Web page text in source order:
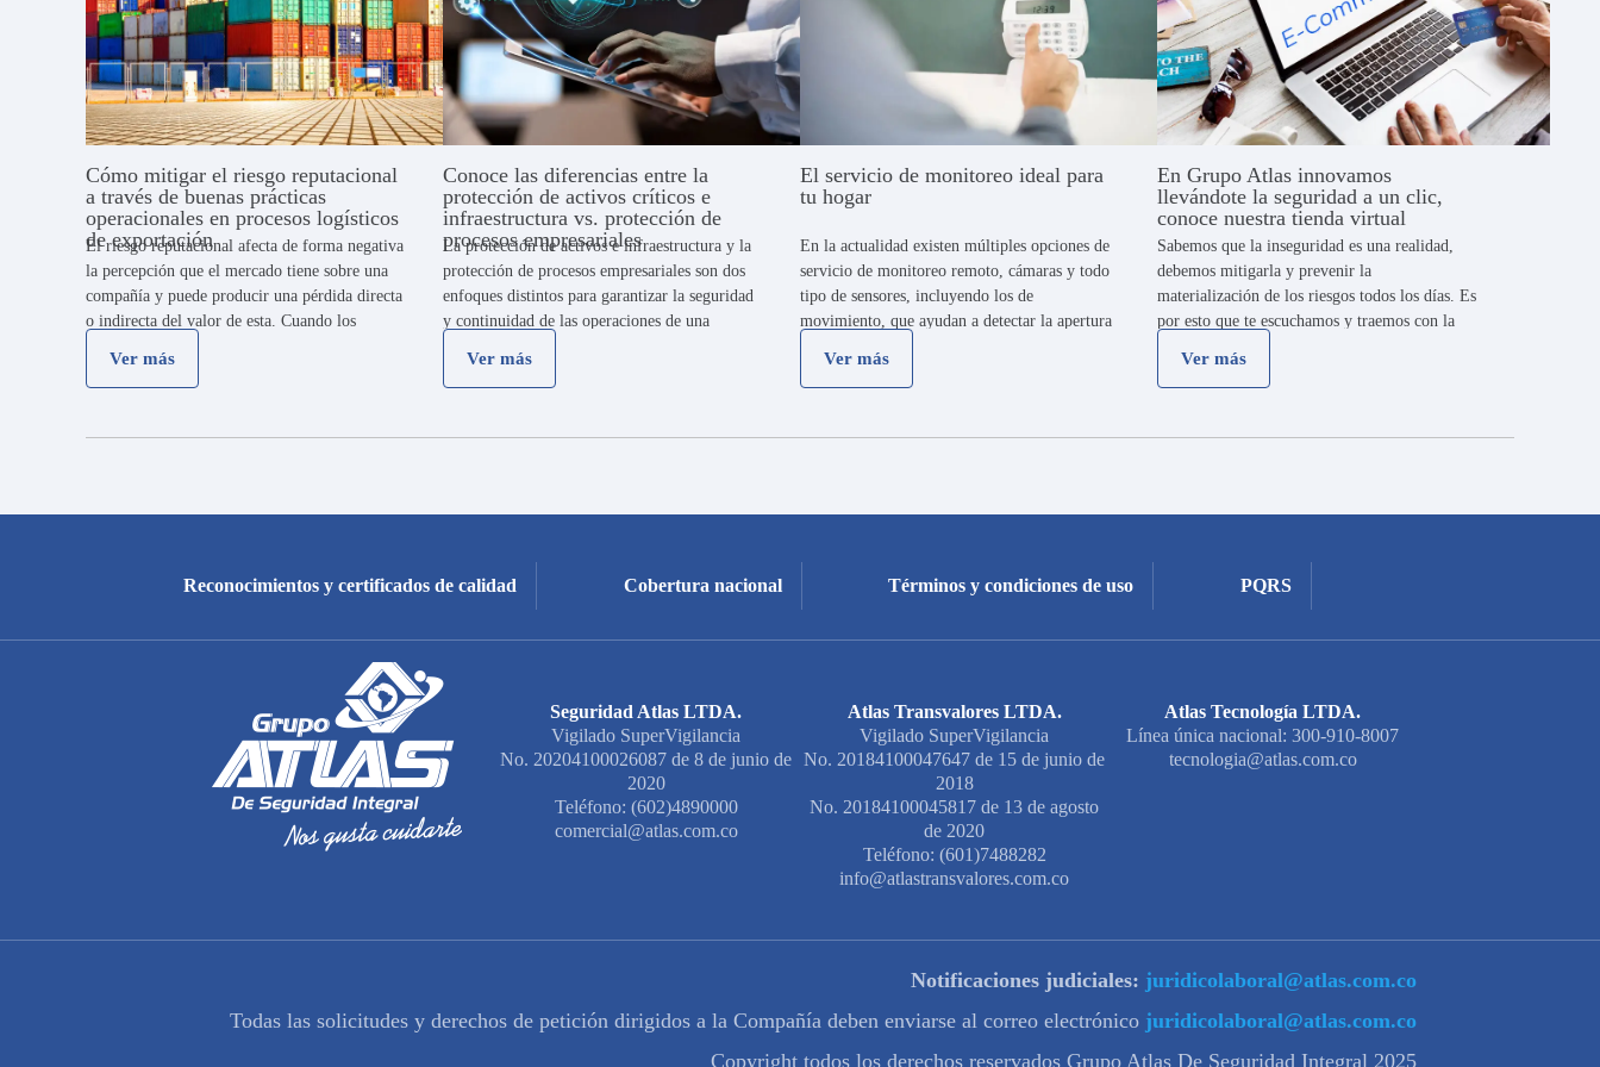
Cómo mitigar el riesgo reputacional
a través de buenas prácticas
operacionales en procesos logísticos
de exportación
El riesgo reputacional afecta de forma negativa
la percepción que el mercado tiene sobre una
compañía y puede producir una pérdida directa
o indirecta del valor de esta. Cuando los
Ver más
Conoce las diferencias entre la
protección de activos críticos e
infraestructura vs. protección de
procesos empresariales
La protección de activos e infraestructura y la
protección de procesos empresariales son dos
enfoques distintos para garantizar la seguridad
y continuidad de las operaciones de una
Ver más
El servicio de monitoreo ideal para
tu hogar
En la actualidad existen múltiples opciones de
servicio de monitoreo remoto, cámaras y todo
tipo de sensores, incluyendo los de
movimiento, que ayudan a detectar la apertura
Ver más
En Grupo Atlas innovamos
llevándote la seguridad a un clic,
conoce nuestra tienda virtual
Sabemos que la inseguridad es una realidad,
debemos mitigarla y prevenir la
materialización de los riesgos todos los días. Es
por esto que te escuchamos y traemos con la
Ver más
Reconocimientos y certificados de calidad Cobertura nacional Términos y condiciones de uso PQRS
Seguridad Atlas LTDA.
Vigilado SuperVigilancia
No. 20204100026087 de 8 de junio de
2020
Teléfono: (602)4890000
comercial@atlas.com.co
Atlas Transvalores LTDA.
Vigilado SuperVigilancia
No. 20184100047647 de 15 de junio de
2018
No. 20184100045817 de 13 de agosto
de 2020
Teléfono: (601)7488282
info@atlastransvalores.com.co
Atlas Tecnología LTDA.
Línea única nacional: 300-910-8007
tecnologia@atlas.com.co
Notificaciones judiciales: juridicolaboral@atlas.com.co
Todas las solicitudes y derechos de petición dirigidos a la Compañía deben enviarse al correo electrónico juridicolaboral@atlas.com.co
Copyright todos los derechos reservados Grupo Atlas De Seguridad Integral 2025